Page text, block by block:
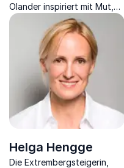
Olander inspiriert mit Mut,
Fokus und echten
Grenzerfahrungen aus
Nazaré.
Helga Hengge
Die Extrembergsteigerin,